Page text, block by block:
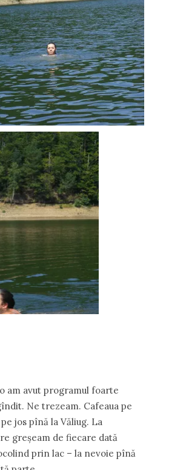
am avut programul foarte
Ne trezeam. Cafeaua pe
jos pînă la Văliug. La
greşeam de fiecare dată
prin lac – la nevoie pînă